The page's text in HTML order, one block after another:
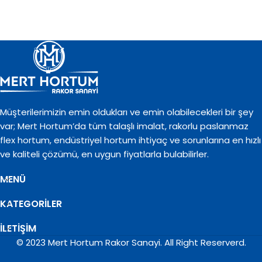
Müşterilerimizin emin oldukları ve emin olabilecekleri bir şey
var; Mert Hortum’da tüm talaşlı imalat, rakorlu paslanmaz
flex hortum, endüstriyel hortum ihtiyaç ve sorunlarına en hızlı
ve kaliteli çözümü, en uygun fiyatlarla bulabilirler.
MENÜ
KATEGORILER
İLETİŞİM
© 2023 Mert Hortum Rakor Sanayi. All Right Reserverd.